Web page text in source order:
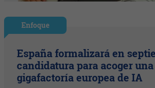
Enfoque
España formalizará en
candidatura para acoger una
gigafactoría europea de IA